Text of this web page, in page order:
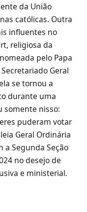
da União
católicas. Outra
influentes no
religiosa da
pelo Papa
Geral
se tornou a
durante uma
somente nisso:
puderam votar
Geral Ordinária
a Segunda Seção
no desejo de
e ministerial.